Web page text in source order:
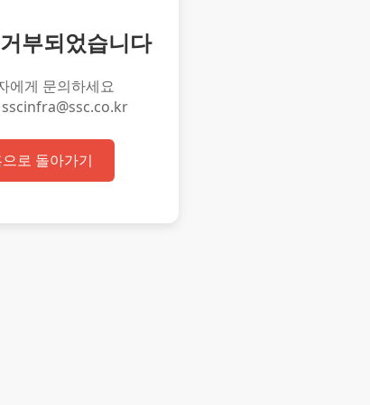
부되었습니다
에게 문의하세요
로 돌아가기